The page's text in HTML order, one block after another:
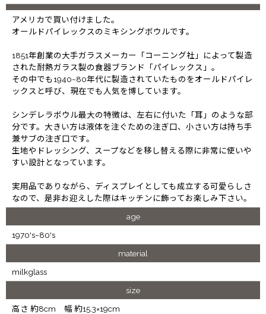
アメリカで買い付けました。
オールドパイレックスのミキシングボウルです。
1851年創業の大手ガラスメーカー「コーニング社」によって製造
された耐熱ガラス製の食器ブランド「パイレックス」。
その中でも1940~80年代に製造されていたものをオールドパイレ
ックスと呼び、現在でも人気を博しています。
シンデレラボウル最大の特徴は、左右に付いた「耳」のような部
分です。大きい方は液体を注ぐための注ぎ口、小さい方は持ち手
兼サブの注ぎ口です。
生地やドレッシング、スープなどを移し替える際に非常に使いや
すい設計となっています。
実用品でありながら、ディスプレイとしても成立する可愛らしさ
なので、是非お迎えした際はキッチンに飾ってお楽しみ下さい。
age
1970's~80's
material
milkglass
size
高さ 約8cm 幅 約15.3×19cm